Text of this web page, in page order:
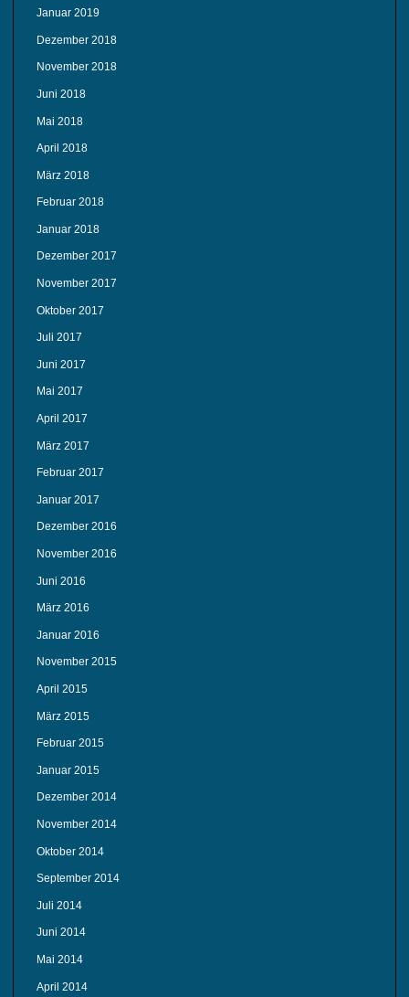
Januar 2019
Dezember 2018
November 2018
Juni 2018
Mai 2018
April 2018
März 2018
Februar 2018
Januar 2018
Dezember 2017
November 2017
Oktober 2017
Juli 2017
Juni 2017
Mai 2017
April 2017
März 2017
Februar 2017
Januar 2017
Dezember 2016
November 2016
Juni 2016
März 2016
Januar 2016
November 2015
April 2015
März 2015
Februar 2015
Januar 2015
Dezember 2014
November 2014
Oktober 2014
September 2014
Juli 2014
Juni 2014
Mai 2014
April 2014